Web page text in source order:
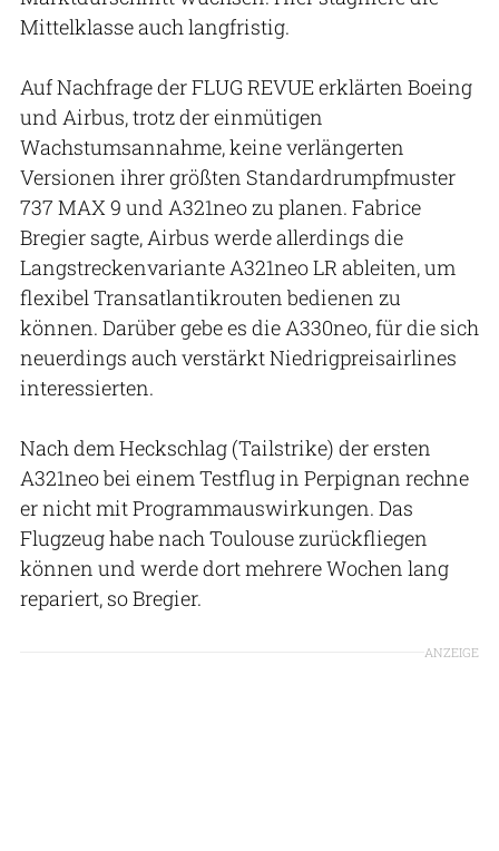
Mittelklasse auch langfristig.
Auf Nachfrage der FLUG REVUE erklärten Boeing
und Airbus, trotz der einmütigen
Wachstumsannahme, keine verlängerten
Versionen ihrer größten Standardrumpfmuster
737 MAX 9 und A321neo zu planen. Fabrice
Bregier sagte, Airbus werde allerdings die
Langstreckenvariante A321neo LR ableiten, um
flexibel Transatlantikrouten bedienen zu
können. Darüber gebe es die A330neo, für die sich
neuerdings auch verstärkt Niedrigpreisairlines
interessierten.
Nach dem Heckschlag (Tailstrike) der ersten
A321neo bei einem Testflug in Perpignan rechne
er nicht mit Programmauswirkungen. Das
Flugzeug habe nach Toulouse zurückfliegen
können und werde dort mehrere Wochen lang
repariert, so Bregier.
ANZEIGE